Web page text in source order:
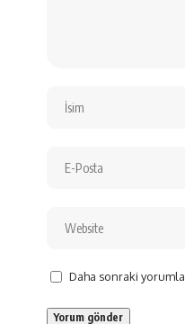
Daha sonraki